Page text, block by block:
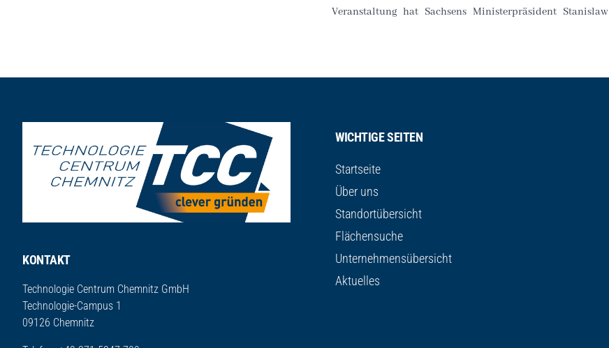
Veranstaltung hat Sachsens Ministerpräsident Stanislaw
KONTAKT
Technologie Centrum Chemnitz GmbH
Technologie-Campus 1
09126 Chemnitz
WICHTIGE SEITEN
Startseite
Über uns
Standortübersicht
Flächensuche
Unternehmensübersicht
Aktuelles